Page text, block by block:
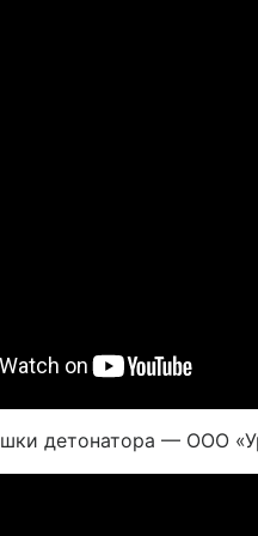
детонатора — ООО